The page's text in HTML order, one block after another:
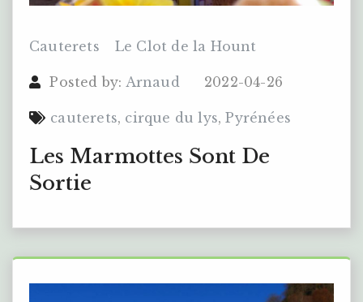
Cauterets Le Clot de la Hount
Posted by: Arnaud 2022-04-26
cauterets, cirque du lys,Pyrénées
Les Marmottes Sont De
Sortie